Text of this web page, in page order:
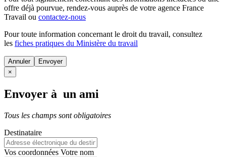
offre déjà pourvue, rendez-vous auprès de votre agence France
Travail ou contactez-nous
Pour toute information concernant le droit du travail, consultez
les fiches pratiques du Ministère du travail
Annuler
×
Envoyer à un ami
Tous les champs sont obligatoires
Destinataire
Vos coordonnées Votre nom